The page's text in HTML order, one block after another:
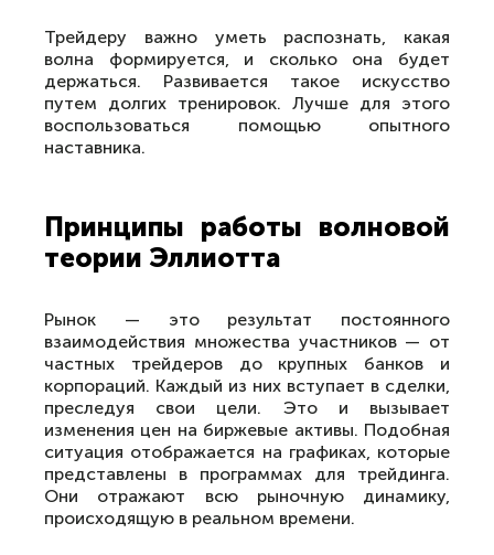
Трейдеру важно уметь распознать, какая
волна формируется, и сколько она будет
держаться. Развивается такое искусство
путем долгих тренировок. Лучше для этого
воспользоваться помощью опытного
наставника.
Принципы работы волновой
теории Эллиотта
Рынок — это результат постоянного
взаимодействия множества участников — от
частных трейдеров до крупных банков и
корпораций. Каждый из них вступает в сделки,
преследуя свои цели. Это и вызывает
изменения цен на биржевые активы. Подобная
ситуация отображается на графиках, которые
представлены в программах для трейдинга.
Они отражают всю рыночную динамику,
происходящую в реальном времени.